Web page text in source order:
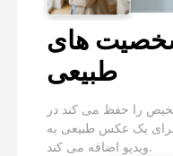
های
طبیعی
را حفظ می کند در
یک عکس طبیعی به
ویدیو اضافه می کند.